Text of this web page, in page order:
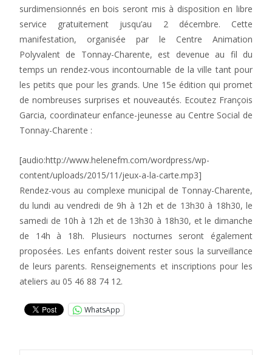
surdimensionnés en bois seront mis à disposition en libre
service gratuitement jusqu’au 2 décembre. Cette
manifestation, organisée par le Centre Animation
Polyvalent de Tonnay-Charente, est devenue au fil du
temps un rendez-vous incontournable de la ville tant pour
les petits que pour les grands. Une 15e édition qui promet
de nombreuses surprises et nouveautés. Ecoutez François
Garcia, coordinateur enfance-jeunesse au Centre Social de
Tonnay-Charente :
[audio:http://www.helenefm.com/wordpress/wp-
content/uploads/2015/11/jeux-a-la-carte.mp3]
Rendez-vous au complexe municipal de Tonnay-Charente,
du lundi au vendredi de 9h à 12h et de 13h30 à 18h30, le
samedi de 10h à 12h et de 13h30 à 18h30, et le dimanche
de 14h à 18h. Plusieurs nocturnes seront également
proposées. Les enfants doivent rester sous la surveillance
de leurs parents. Renseignements et inscriptions pour les
ateliers au 05 46 88 74 12.
WhatsApp